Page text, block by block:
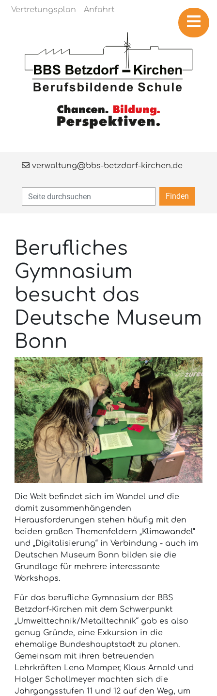
Navigation überspringen
Vertretungsplan Anfahrt
verwaltung@bbs-betzdorf-kirchen.de
Finden
Berufliches
Gymnasium
besucht das
Deutsche Museum
Bonn
Die Welt befindet sich im Wandel und die
damit zusammenhängenden
Herausforderungen stehen häufig mit den
beiden großen Themenfeldern „Klimawandel“
und „Digitalisierung“ in Verbindung - auch im
Deutschen Museum Bonn bilden sie die
Grundlage für mehrere interessante
Workshops.
Für das berufliche Gymnasium der BBS
Betzdorf-Kirchen mit dem Schwerpunkt
„Umwelttechnik/Metalltechnik“ gab es also
genug Gründe, eine Exkursion in die
ehemalige Bundeshauptstadt zu planen.
Gemeinsam mit ihren betreuenden
Lehrkräften Lena Momper, Klaus Arnold und
Holger Schollmeyer machten sich die
Jahrgangsstufen 11 und 12 auf den Weg, um